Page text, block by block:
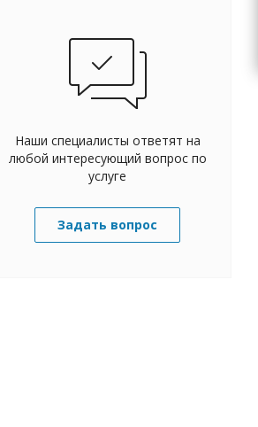
Наши специалисты ответят на
любой интересующий вопрос по
услуге
Задать вопрос